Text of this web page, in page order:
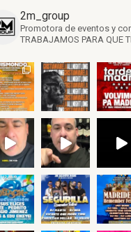
2m_group
Promotora de eventos y
TRABAJAMOS PARA QUE